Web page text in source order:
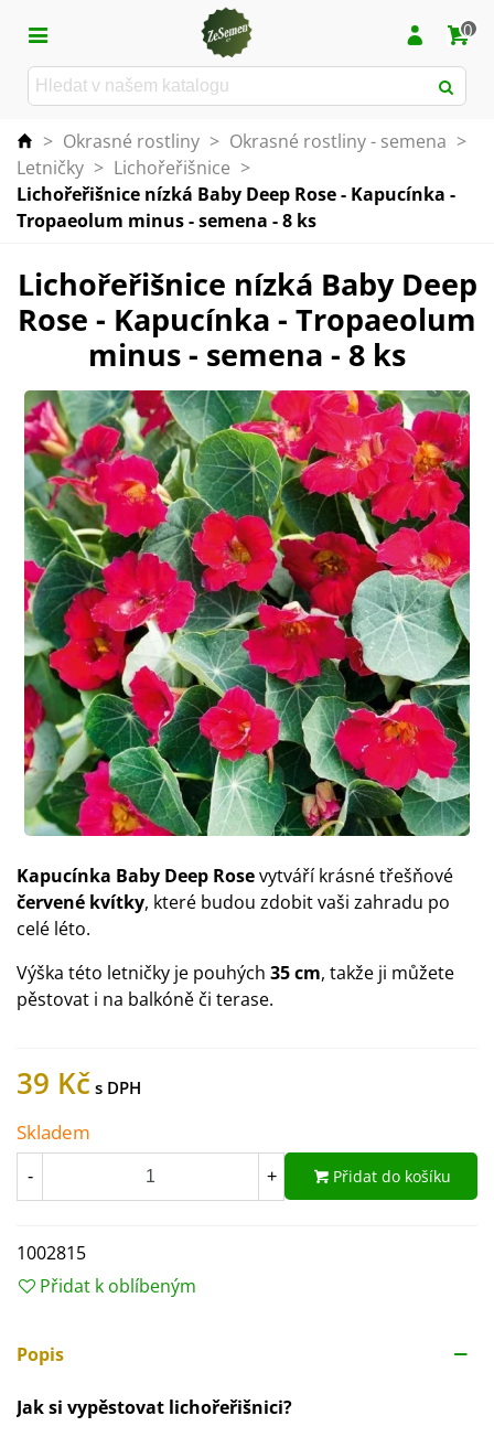
0
> Okrasné rostliny > Okrasné rostliny - semena >
Letničky > Lichořeřišnice >
Lichořeřišnice nízká Baby Deep Rose - Kapucínka -
Tropaeolum minus - semena - 8 ks
Lichořeřišnice nízká Baby Deep
Rose - Kapucínka - Tropaeolum
minus - semena - 8 ks
Kapucínka Baby Deep Rosevytváří krásné třešňové
červené kvítky, které budou zdobit vaši zahradu po
celé léto.
Výška této letničky je pouhých 35 cm, takže ji můžete
pěstovat i na balkóně či terase.
39 Kč
Skladem
- + Přidat do košíku
1002815
Přidat k oblíbeným
Popis
Jak si vypěstovat lichořeřišnici?